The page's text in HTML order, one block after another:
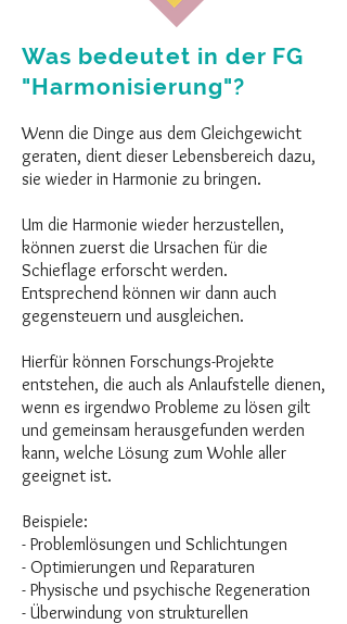
Was bedeutet in der FG
"Harmonisierung"?
Wenn die Dinge aus dem Gleichgewicht
geraten, dient dieser Lebensbereich dazu,
sie wieder in Harmonie zu bringen.
Um die Harmonie wieder herzustellen,
können zuerst die Ursachen für die
Schieflage erforscht werden.
Entsprechend können wir dann auch
gegensteuern und ausgleichen.
Hierfür können Forschungs-Projekte
entstehen, die auch als Anlaufstelle dienen,
wenn es irgendwo Probleme zu lösen gilt
und gemeinsam herausgefunden werden
kann, welche Lösung zum Wohle aller
geeignet ist.
Beispiele:
- Problemlösungen und Schlichtungen
- Optimierungen und Reparaturen
- Physische und psychische Regeneration
- Überwindung von strukturellen